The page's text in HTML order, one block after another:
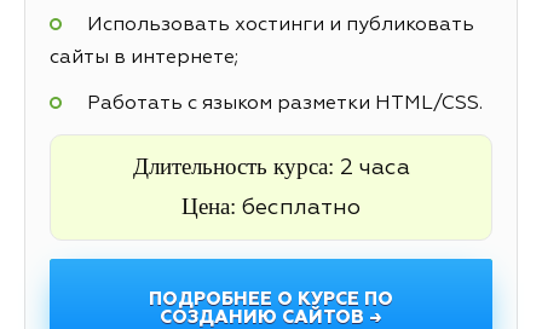
Использовать хостинги и публиковать
сайты в интернете;
Работать с языком разметки HTML/CSS.
Длительность курса: 2 часа
Цена: бесплатно
ПОДРОБНЕЕ О КУРСЕ ПО
СОЗДАНИЮ САЙТОВ →